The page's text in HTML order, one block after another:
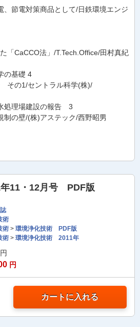
、節電対策商品として/日鉄環境エンジ
「CaCCO法」/T.Tech.Office/田村真紀
の基礎 4
その1/セントラル科学(株)/
処理場建設の報告 3
の壁/(株)アステック/西野昭男
11・12月号 PDF版
術
術 > 環境浄化技術 PDF版
術 > 環境浄化技術 2011年
円
円
カートに入れる